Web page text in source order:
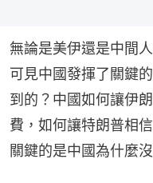
無論是美伊還是中間
可見中國發揮了關鍵
到的？中國如何讓伊
費，如何讓特朗普相
關鍵的是中國為什麼